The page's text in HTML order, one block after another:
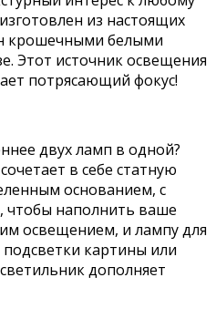
из настоящих
крошечными белыми
Этот источник освещения
потрясающий фокус!
двух ламп в одной?
в себе статную
основанием, с
чтобы наполнить ваше
освещением, и лампу для
картины или
дополняет